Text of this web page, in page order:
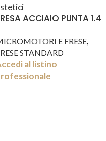
ACCIAIO PUNTA 1.4
E FRESE,
STANDARD
al listino